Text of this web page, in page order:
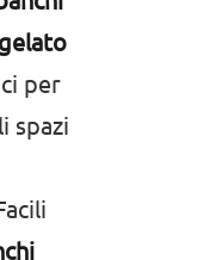
per
spazi